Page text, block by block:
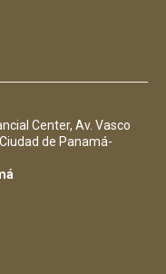
Center, Av. Vasco
de Panamá-